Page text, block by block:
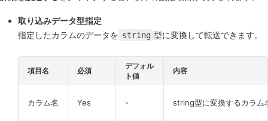
取り込みデータ型指定
指定したカラムのデータを string 型に変換して転送できます。
項目名 必須
デフォル
ト値
内容
カラム名 Yes - string型に変換するカラム